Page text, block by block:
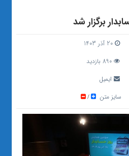
برگزار شد
20 آذر 1403
890 بازدید
ایمیل
سایز متن /